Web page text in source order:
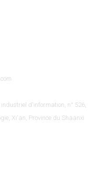
d'information, n° 526,
Xi'an, Province du Shaanxi